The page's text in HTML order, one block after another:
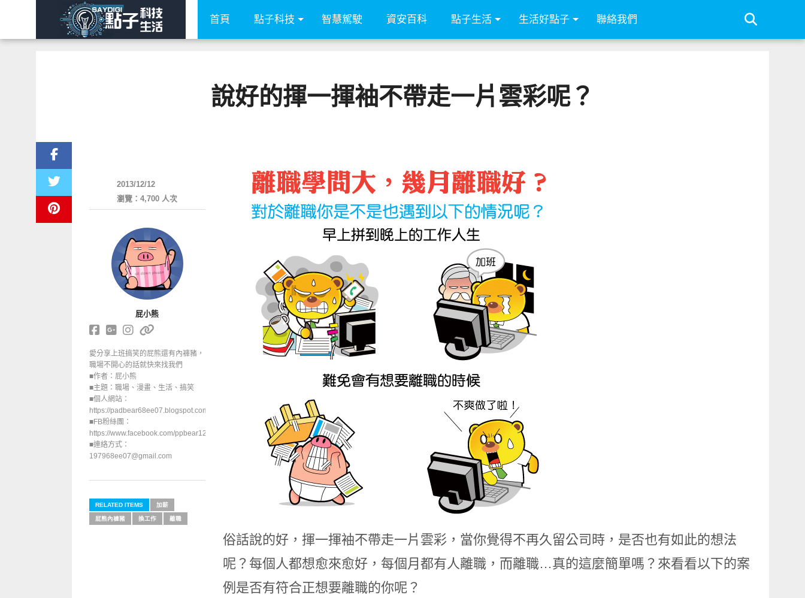
首頁 點子科技 智慧駕駛 資安百科 點子生活 生活好點子 聯絡我們
說好的揮一揮袖不帶走一片雲彩呢？
俗話說的好，揮一揮袖不帶走一片雲彩，當你覺得不再久留公司時，是否也有如此的想法
呢？每個人都想愈來愈好，每個月都有人離職，而離職…真的這麼簡單嗎？來看看以下的案
例是否有符合正想要離職的你呢？
2013/12/12
瀏覽：4,700 人次
屁小熊
愛分享上班搞笑的屁熊還有內褲豬，
職場不開心的話就快來找我們
■作者：屁小熊
■主題：職場、漫畫、生活、搞笑
■個人網站：
https://padbear68ee07.blogspot.com/
■FB粉絲團：
https://www.facebook.com/ppbear123
■連絡方式：
197968ee07@gmail.com
RELATED ITEMS 加薪
屁熊內褲豬 換工作 離職